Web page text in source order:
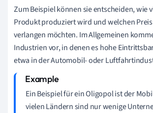
Zum Beispiel können sie entscheiden, wie
Produkt produziert wird und welchen
verlangen möchten. Im Allgemeinen
Industrien vor, in denen es hohe
etwa in der Automobil- oder
Ein Beispiel für ein Oligopol ist der
vielen Ländern sind nur wenige